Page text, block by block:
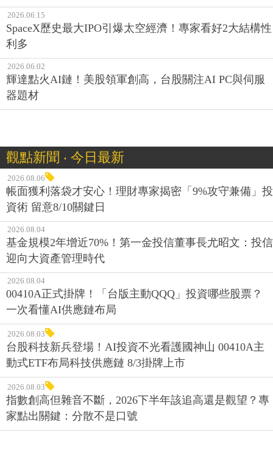
2026.06.15
SpaceX歷史最大IPO引爆太空經濟！專家看好2大結構性
利多
2026.06.02
輝達點火AI鏈！美股領軍創高，台股關注AI PC與伺服
器題材
觀點新聞 ‧ 今日最新
2026.08.06
帳面獲利落袋才安心！理財專家揭密「9%攻守兼備」投
資術 留意8/10關鍵日
2026.08.04
基金規模2年增近70%！第一金投信董事長尤昭文：投信
迎向大資產管理時代
2026.08.04
00410A正式掛牌！「台版主動QQQ」投資哪些股票？
一次看懂AI供應鏈布局
2026.08.03
台股科技新兵登場！AI投資不光看護國神山 00410A主
動式ETF布局科技供應鏈 8/3掛牌上市
2026.08.03
指數創高但雜音不斷，2026下半年該追高還是觀望？專
家點出關鍵：分散不是口號